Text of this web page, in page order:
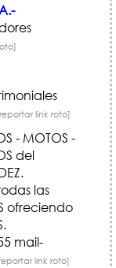
link roto]
- MOTOS -
del
las
ofreciendo
mail-
link roto]